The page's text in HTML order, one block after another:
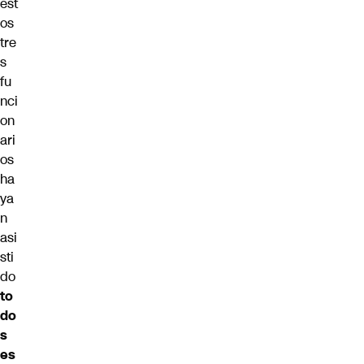
os
tre
s
fu
nci
on
ari
os
ha
ya
n
asi
sti
do
to
do
s
es